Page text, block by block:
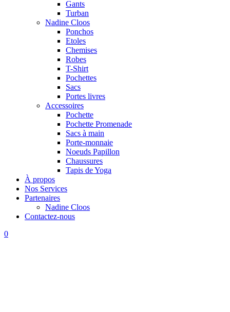
Gants
Turban
Nadine Cloos
Ponchos
Etoles
Chemises
Robes
T-Shirt
Pochettes
Sacs
Portes livres
Accessoires
Pochette
Pochette Promenade
Sacs à main
Porte-monnaie
Noeuds Papillon
Chaussures
Tapis de Yoga
À propos
Nos Services
Partenaires
Nadine Cloos
Contactez-nous
0